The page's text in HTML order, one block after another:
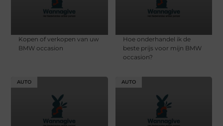
Kopen of verkopen van uw
BMW occasion
Hoe onderhandel ik de
beste prijs voor mijn BMW
occasion?
AUTO AUTO